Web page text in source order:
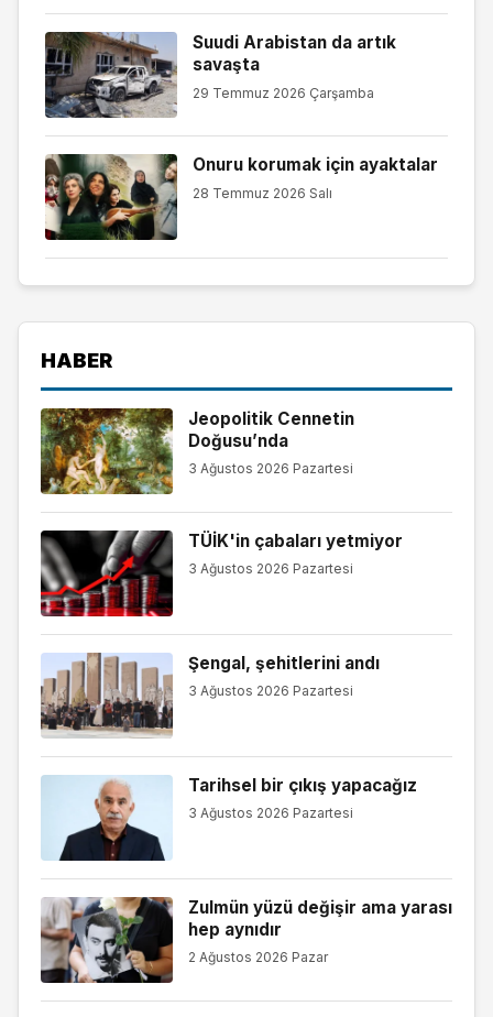
Suudi Arabistan da artık
savaşta
29 Temmuz 2026 Çarşamba
Onuru korumak için ayaktalar
28 Temmuz 2026 Salı
HABER
Jeopolitik Cennetin
Doğusu’nda
3 Ağustos 2026 Pazartesi
TÜİK'in çabaları yetmiyor
3 Ağustos 2026 Pazartesi
Şengal, şehitlerini andı
3 Ağustos 2026 Pazartesi
Tarihsel bir çıkış yapacağız
3 Ağustos 2026 Pazartesi
Zulmün yüzü değişir ama yarası
hep aynıdır
2 Ağustos 2026 Pazar